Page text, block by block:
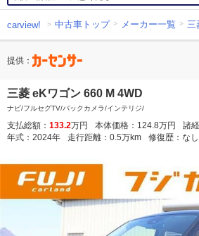
carview! 中古車トップ メーカー一覧 三
提供：
三菱 eKワゴン 660 M 4WD
ナビ/フルセグTV/バックカメラ/インテリジ/
支払総額： 133.2万円 本体価格： 124.8万円 諸
年式： 2024年 走行距離： 0.5万km 修復歴： なし